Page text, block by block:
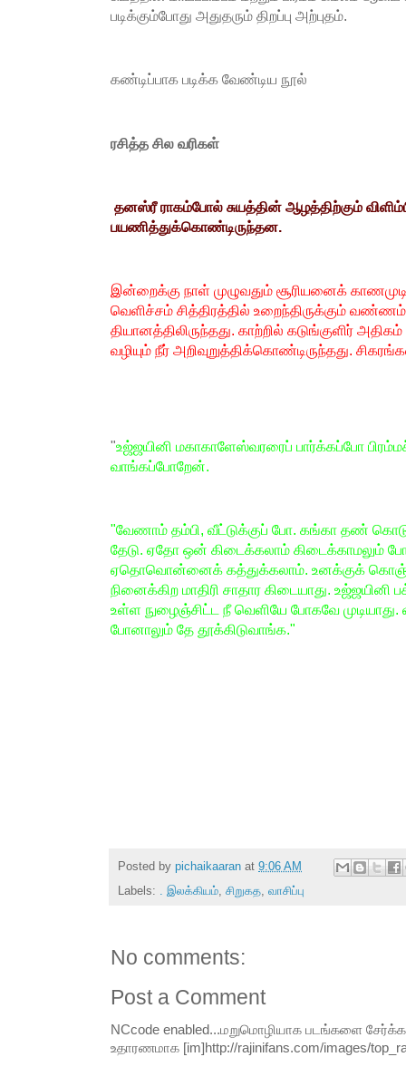
படிக்கும்போது அதுதரும் திறப்பு அற்புதம்.
கண்டிப்பாக படிக்க வேண்டிய நூல்
ரசித்த சில வரிகள்
தனஸ்ரீ ராகம்போல் சுயத்தின் ஆழத்திற்கும்
பயணித்துக்கொண்டிருந்தன.
இன்றைக்கு நாள் முழுவதும் சூரியனைக்
வெளிச்சம் சித்திரத்தில் உறைந்திருக்கும்
தியானத்திலிருந்தது. காற்றில் கடுங்குளிர்
வழியும் நீர் அறிவுறுத்திக்கொண்டிருந்தது.
"உஜ்ஜயினி மகாகாளேஸ்வரரைப் பார்க்கப்போ
வாங்கப்போறேன்.
"வேணாம் தம்பி, வீட்டுக்குப் போ. கங்கா தண்
தேடு. ஏதோ ஒன் கிடைக்கலாம் கிடைக்காமலும்
ஏதொவொன்னைக் கத்துக்கலாம். உனக்குக் கொஞ்
நினைக்கிற மாதிரி சாதார கிடையாது. உஜ்ஜயினி
உள்ள நுழைஞ்சிட்ட நீ வெளியே போகவே முடியாது.
போனாலும் தே தூக்கிடுவாங்க."
Posted by pichaikaaran at 9:06 AM
Labels:
. இலக்கியம் சிறுகத வாசிப்பு
No comments:
Post a Comment
NCcode enabled...மறுமொழியாக படங்களை சேர்க்க
உதாரணமாக [im]http://rajinifans.com/images/